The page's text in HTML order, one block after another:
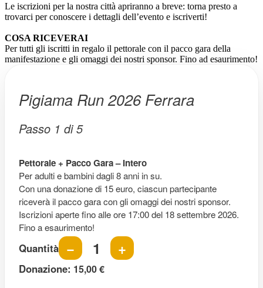
Le iscrizioni per la nostra città apriranno a breve: torna presto a
trovarci per conoscere i dettagli dell’evento e iscriverti!
COSA RICEVERAI
Per tutti gli iscritti in regalo il pettorale con il pacco gara della
manifestazione e gli omaggi dei nostri sponsor. Fino ad esaurimento!
Pigiama Run 2026 Ferrara
Passo 1 di5
Pettorale + Pacco Gara – InteroQuantità
Per adulti e bambini dagli 8 anni in su.
Con una donazione di 15 euro, ciascun partecipante
riceverà il pacco gara con gli omaggi dei nostri sponsor.
Iscrizioni aperte fino alle ore 17:00 del 18 settembre 2026.
Fino a esaurimento!
Donazione: 15,00 €
Quantità − +